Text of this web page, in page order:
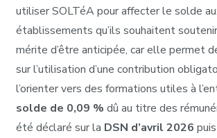
utiliser SOLTéA pour affecter le solde
établissements qu’ils souhaitent
mérite d’être anticipée, car elle permet
sur l’utilisation d’une contribution
l’orienter vers des formations utiles à
solde de 0,09 % dû au titre des
été déclaré sur la DSN d’avril 2026